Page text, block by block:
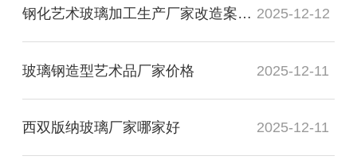
钢化艺术玻璃加工生产厂家改造案例图 2025-12-12
玻璃钢造型艺术品厂家价格 2025-12-11
西双版纳玻璃厂家哪家好 2025-12-11